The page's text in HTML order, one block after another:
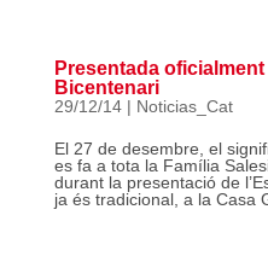
Presentada
Bicentenari
29/12/14| Noticias_Cat
El 27 de desembre, el
es fa a tota la Família
durant la presentació de
ja és tradicional, a la Casa